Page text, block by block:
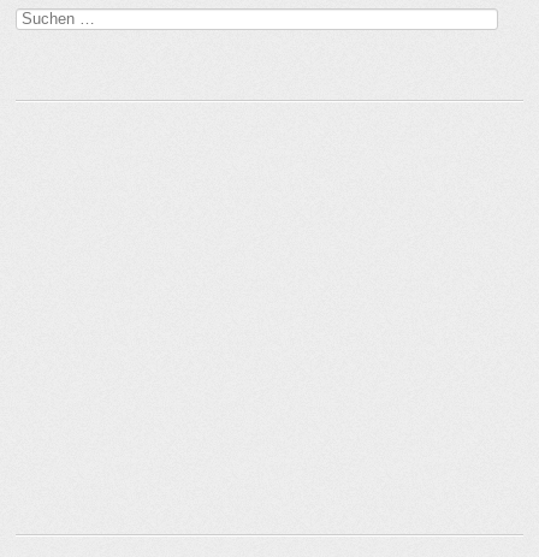
Suchen
nach: